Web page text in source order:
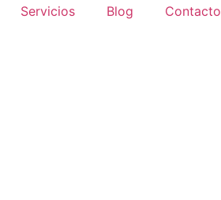
Servicios Blog Contacto